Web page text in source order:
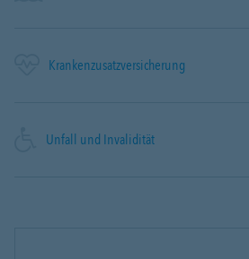
Krankenzusatzversicherung
Unfall und Invalidität